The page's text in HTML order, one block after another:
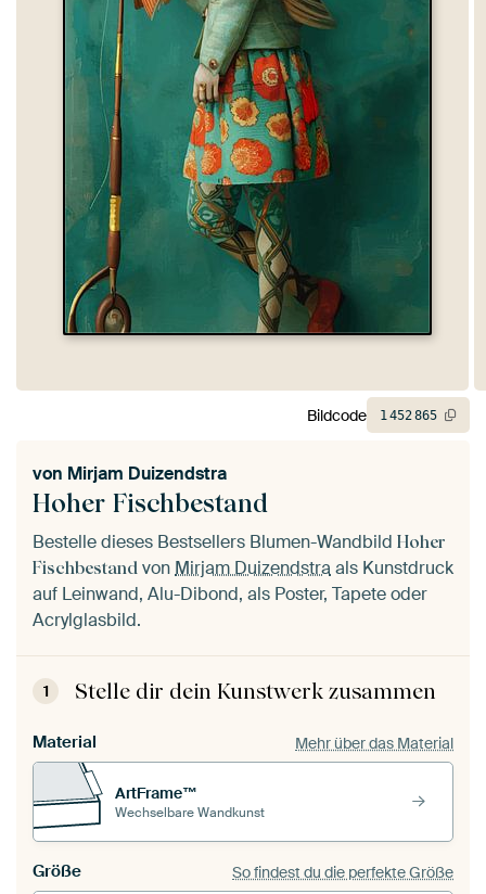
Hoher Fischbestand
von Mirjam Duizendstra
Bestelle dieses Bestsellers Blumen-Wandbild Hoher
Fischbestand vonMirjam Duizendstraals Kunstdruck
auf Leinwand, Alu-Dibond, als Poster, Tapete oder
Acrylglasbild.
1 Stelle dir dein Kunstwerk zusammen
Material Mehr über das Material
ArtFrame™
Wechselbare Wandkunst
Größe So findest du die perfekte Größe
Bildcode 1452865